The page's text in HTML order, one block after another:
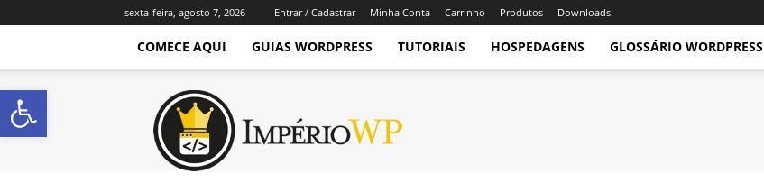
sexta-feira, agosto 7, 2026 Entrar / Cadastrar Minha Conta Carrinho Produtos Downloads
COMECE AQUI GUIAS WORDPRESS TUTORIAIS HOSPEDAGENS GLOSSÁRIO WORDPRESS
Império
WordPress
Abrir a barra de ferramentas